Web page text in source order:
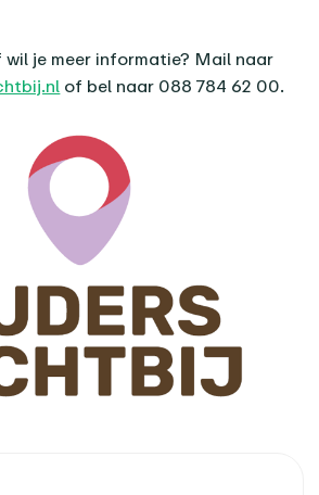
wil je meer informatie? Mail naar
of bel naar 088 784 62 00.